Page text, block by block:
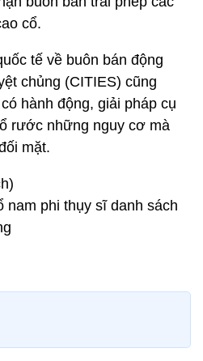
cổ.
tế về buôn bán động
chủng (CITIES) cũng
hành động, giải pháp cụ
rước những nguy cơ mà
mặt.
nam phi thụy sĩ danh sách